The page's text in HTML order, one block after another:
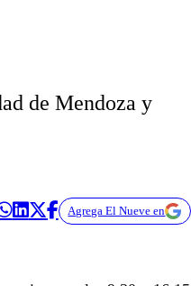
de Mendoza y
Agrega El Nueve en